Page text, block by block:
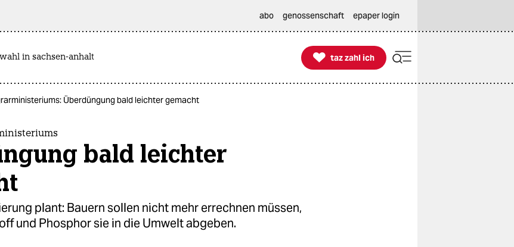
abo genossenschaft epaper login
in sachsen-anhalt 
taz zahl ich
taz zahl ich
Überdüngung bald leichter gemacht
bald leichter
plant: Bauern sollen nicht mehr errechnen müssen,
und Phosphor sie in die Umwelt abgeben.